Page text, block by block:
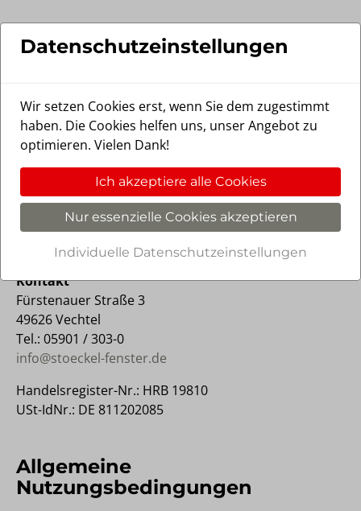
Stöckel Fensterbau GmbH in Vechtel
Impressum
Stöckel GmbH
Geschäftsführer: Patrick, Reiner und Uwe Stöckel
Kontakt
Fürstenauer Straße 3
49626 Vechtel
Tel.: 05901 / 303-0
info@stoeckel-fenster.de
Handelsregister-Nr.: HRB 19810
USt-IdNr.: DE 811202085
Allgemeine
Nutzungsbedingungen
Datenschutzeinstellungen
Wir setzen Cookies erst, wenn Sie dem zugestimmt
haben. Die Cookies helfen uns, unser Angebot zu
optimieren. Vielen Dank!
Ich akzeptiere alle Cookies
Nur essenzielle Cookies akzeptieren
Individuelle Datenschutzeinstellungen